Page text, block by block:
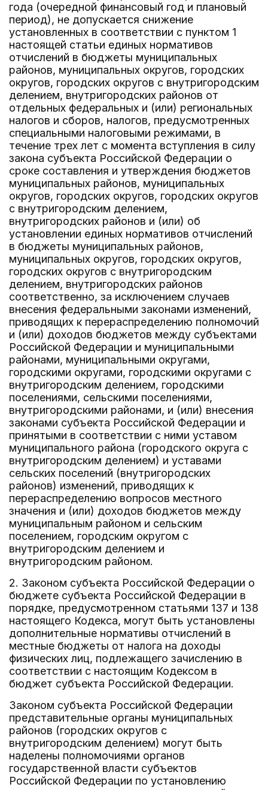
года (очередной финансовый год и плановый
период), не допускается снижение
установленных в соответствии с пунктом 1
настоящей статьи единых нормативов
отчислений в бюджеты муниципальных
районов, муниципальных округов, городских
округов, городских округов с внутригородским
делением, внутригородских районов от
отдельных федеральных и (или) региональных
налогов и сборов, налогов, предусмотренных
специальными налоговыми режимами, в
течение трех лет с момента вступления в силу
закона субъекта Российской Федерации о
сроке составления и утверждения бюджетов
муниципальных районов, муниципальных
округов, городских округов, городских округов
с внутригородским делением,
внутригородских районов и (или) об
установлении единых нормативов отчислений
в бюджеты муниципальных районов,
муниципальных округов, городских округов,
городских округов с внутригородским
делением, внутригородских районов
соответственно, за исключением случаев
внесения федеральными законами изменений,
приводящих к перераспределению полномочий
и (или) доходов бюджетов между субъектами
Российской Федерации и муниципальными
районами, муниципальными округами,
городскими округами, городскими округами с
внутригородским делением, городскими
поселениями, сельскими поселениями,
внутригородскими районами, и (или) внесения
законами субъекта Российской Федерации и
принятыми в соответствии с ними уставом
муниципального района (городского округа с
внутригородским делением) и уставами
сельских поселений (внутригородских
районов) изменений, приводящих к
перераспределению вопросов местного
значения и (или) доходов бюджетов между
муниципальным районом и сельским
поселением, городским округом с
внутригородским делением и
внутригородским районом.
2. Законом субъекта Российской Федерации о
бюджете субъекта Российской Федерации в
порядке, предусмотренном статьями 137 и 138
настоящего Кодекса, могут быть установлены
дополнительные нормативы отчислений в
местные бюджеты от налога на доходы
физических лиц, подлежащего зачислению в
соответствии с настоящим Кодексом в
бюджет субъекта Российской Федерации.
Законом субъекта Российской Федерации
представительные органы муниципальных
районов (городских округов с
внутригородским делением) могут быть
наделены полномочиями органов
государственной власти субъектов
Российской Федерации по установлению